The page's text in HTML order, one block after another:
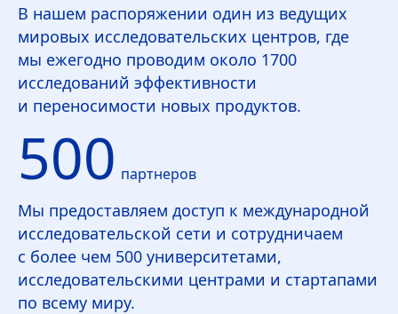
В нашем распоряжении один из ведущих
мировых исследовательских центров, где
мы ежегодно проводим около 1700
исследований эффективности
и переносимости новых продуктов.
500 партнеров
Мы предоставляем доступ к международной
исследовательской сети и сотрудничаем
с более чем 500 университетами,
исследовательскими центрами и стартапами
по всему миру.